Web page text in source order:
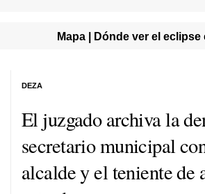
Mapa | Dónde ver el eclipse
El juzgado archiva la
secretario municipal
alcalde y el teniente de
DEZA